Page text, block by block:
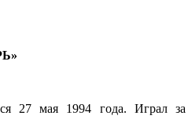
27 мая 1994 года. Играл за